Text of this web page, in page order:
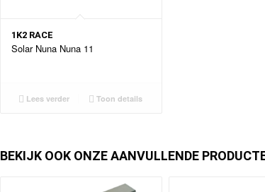
1K2 RACE
Solar Nuna Nuna 11
Lees verder Toon details
BEKIJK OOK ONZE AANVULLENDE